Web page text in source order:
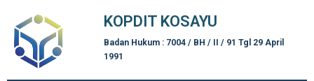
KOPDIT KOSAYU
Badan Hukum : 7004 / BH / II / 91 Tgl 29 April
1991